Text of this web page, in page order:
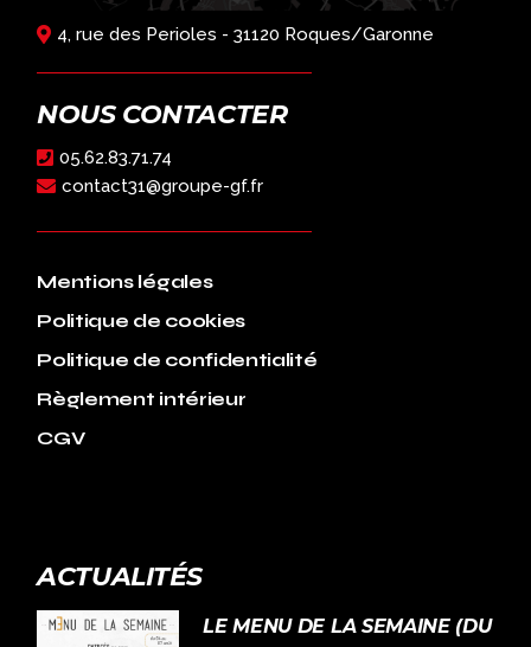
4, rue des Perioles - 31120 Roques/Garonne
NOUS CONTACTER
05.62.83.71.74
contact31@groupe-gf.fr
Mentions légales
Politique de cookies
Politique de confidentialité
Règlement intérieur
CGV
ACTUALITÉS
LE MENU DE LA SEMAINE (DU